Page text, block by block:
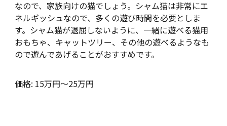
なので、家族向けの猫でしょう。シャム猫は非常にエ
ネルギッシュなので、多くの遊び時間を必要としま
す。シャム猫が退屈しないように、一緒に遊べる猫用
おもちゃ、キャットツリー、その他の遊べるようなも
ので遊んであげることがおすすめです。
価格: 15万円～25万円